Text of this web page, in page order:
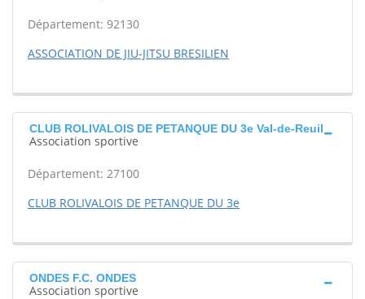
Département: 92130
ASSOCIATION DE JIU-JITSU BRESILIEN
CLUB ROLIVALOIS DE PETANQUE DU 3e Val-de-Reuil
Association sportive
Département: 27100
CLUB ROLIVALOIS DE PETANQUE DU 3e
ONDES F.C. ONDES
Association sportive